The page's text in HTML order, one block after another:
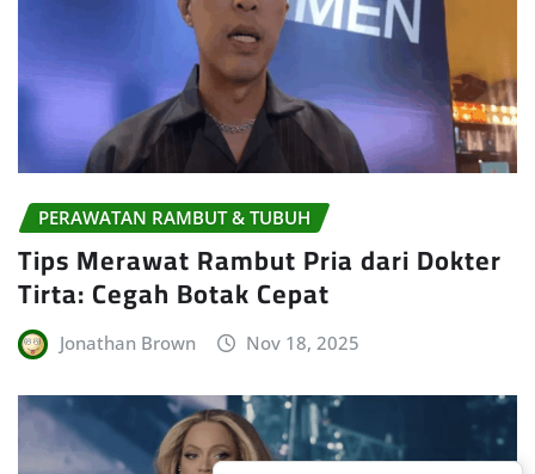
PERAWATAN RAMBUT & TUBUH
Tips Merawat Rambut Pria dari Dokter
Tirta: Cegah Botak Cepat
Jonathan Brown Nov 18, 2025